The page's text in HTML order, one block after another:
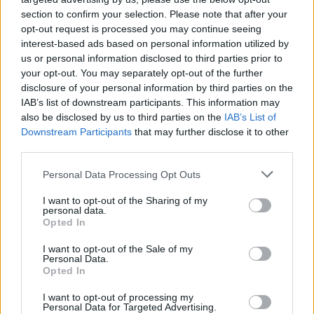
section to confirm your selection. Please note that after your
opt-out request is processed you may continue seeing
interest-based ads based on personal information utilized by
us or personal information disclosed to third parties prior to
your opt-out. You may separately opt-out of the further
disclosure of your personal information by third parties on the
IAB’s list of downstream participants. This information may
also be disclosed by us to third parties on the IAB’s List of
Downstream Participants that may further disclose it to other
Personal Data Processing Opt Outs
I want to opt-out of the Sharing of my
personal data.
Opted In
I want to opt-out of the Sale of my
Personal Data.
Opted In
I want to opt-out of processing my
Personal Data for Targeted Advertising.
i culmina un projecte estratègic que
vincula patrimoni, turisme i
gastronomia
6 d'agost de 2026
Els vestits de paper guanyen força
enguany amb més modistes i gairebé
40 peces a concurs
31 de juliol de 2026